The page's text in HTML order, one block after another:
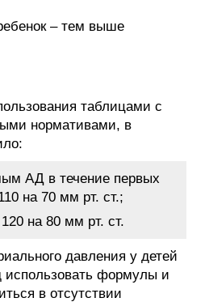
– тем выше
таблицами с
нормативами, в
АД в течение первых
на 70 мм рт. ст.;
на 80 мм рт. ст.
давления у детей
использовать формулы и
в отсутствии